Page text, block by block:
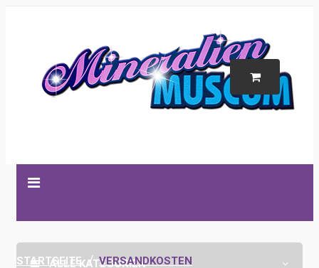
ALLE KATEGORIEN
STARTSEITE VERSANDKOSTEN